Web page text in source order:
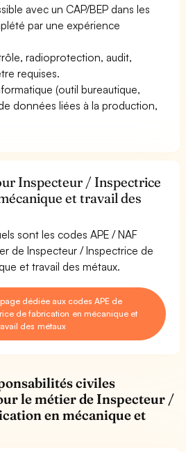
avec un CAP/BEP dans les
par une expérience
radioprotection, audit,
requises.
(outil bureautique,
données liées à la production,
Inspecteur / Inspectrice
et travail des
sont les codes APE / NAF
de Inspecteur / Inspectrice de
et travail des métaux.
dédiée aux codes APE de
de fabrication en mécanique et
des métaux
civiles
le métier de Inspecteur /
en mécanique et